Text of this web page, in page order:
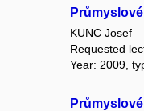
KUNC Josef
Requested
Year: 2009,